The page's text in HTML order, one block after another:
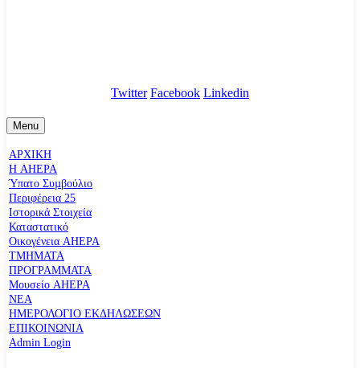
Twitter Facebook Linkedin
Menu
ΑΡΧΙΚΗ
Η AHEPA
Ύπατο Συµβούλιο
Περιφέρεια 25
Ιστορικά Στοιχεία
Καταστατικό
Οικογένεια AHEPA
ΤΜΗΜΑΤΑ
ΠΡΟΓΡΑΜΜΑΤΑ
Μουσείο AHEPA
ΝΕΑ
ΗΜΕΡΟΛΟΓΙΟ ΕΚΔΗΛΩΣΕΩΝ
ΕΠΙΚΟΙΝΩΝΙΑ
Admin Login